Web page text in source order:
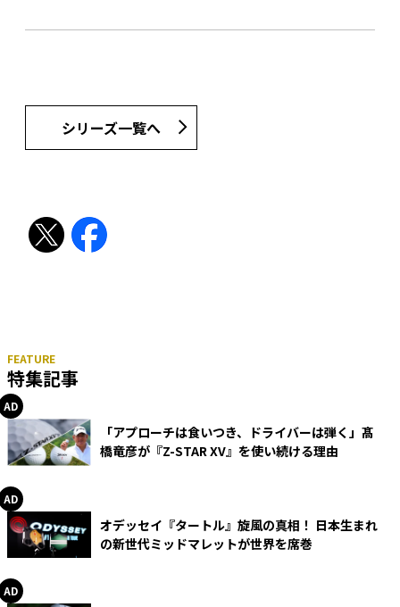
シリーズ一覧へ
特集記事
「アプローチは食いつき、ドライバーは弾く」髙
橋竜彦が『Z-STAR XV』を使い続ける理由
オデッセイ『タートル』旋風の真相！ 日本生まれ
の新世代ミッドマレットが世界を席巻